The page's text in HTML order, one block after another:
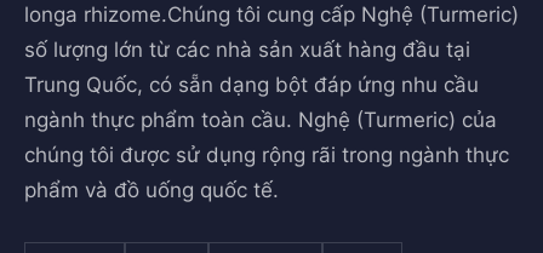
longa rhizome.Chúng tôi cung cấp Nghệ (Turmeric)
số lượng lớn từ các nhà sản xuất hàng đầu tại
Trung Quốc, có sẵn dạng bột đáp ứng nhu cầu
ngành thực phẩm toàn cầu. Nghệ (Turmeric) của
chúng tôi được sử dụng rộng rãi trong ngành thực
phẩm và đồ uống quốc tế.